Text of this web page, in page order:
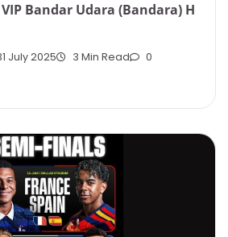
Bandar Udara (Bandara) H
July 2025 3 Min Read 0